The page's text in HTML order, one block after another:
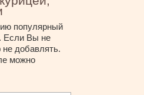
популярный
Если Вы не
добавлять.
можно